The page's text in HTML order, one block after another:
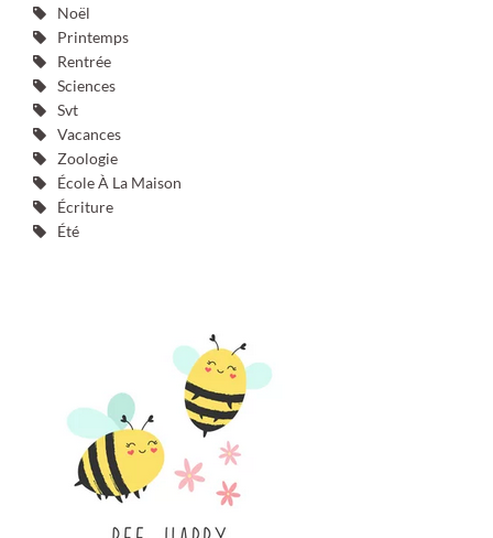
Noël
Printemps
Rentrée
Sciences
Svt
Vacances
Zoologie
École À La Maison
Écriture
Été